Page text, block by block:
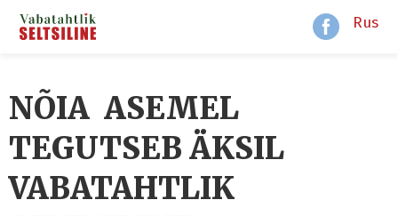
Rus
NÕIA ASEMEL
TEGUTSEB ÄKSIL
VABATAHTLIK